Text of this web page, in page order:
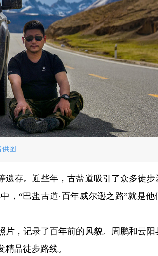
供图
遗存。近些年，古盐道吸引了众多徒步
，“巴盐古道·百年威尔逊之路”就是他
片，记录了百年前的风貌。周鹏和云阳
品徒步路线。